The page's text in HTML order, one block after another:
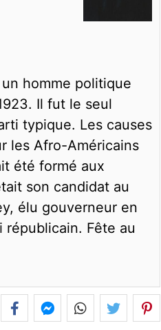
homme politique
Il fut le seul
typique. Les causes
les Afro-Américains
été formé aux
son candidat au
élu gouverneur en
républicain. Fête au